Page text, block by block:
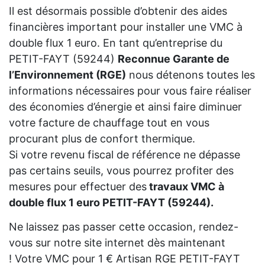
Il est désormais possible d’obtenir des aides
financières important pour installer une VMC à
double flux 1 euro. En tant qu’entreprise du
PETIT-FAYT (59244) Reconnue Garante de
l’Environnement (RGE) nous détenons toutes les
informations nécessaires pour vous faire réaliser
des économies d’énergie et ainsi faire diminuer
votre facture de chauffage tout en vous
procurant plus de confort thermique.
Si votre revenu fiscal de référence ne dépasse
pas certains seuils, vous pourrez profiter des
mesures pour effectuer destravaux VMC à
double flux 1 euro PETIT-FAYT (59244).
Ne laissez pas passer cette occasion, rendez-
vous sur notre site internet dès maintenant
! Votre VMC pour 1 € Artisan RGE PETIT-FAYT